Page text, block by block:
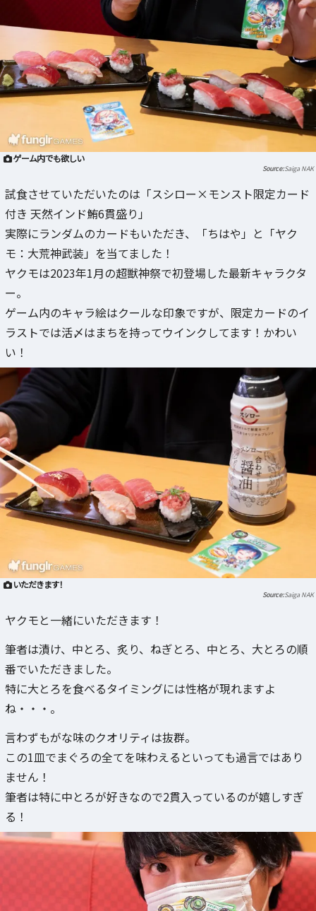
ゲーム内でも欲しい
Saiga NAK
試食させていただいたのは「スシロー×モンスト限定カード
付き 天然インド鮪6貫盛り」
実際にランダムのカードもいただき、「ちはや」と「ヤク
モ：大荒神武装」を当てました！
ヤクモは2023年1月の超獣神祭で初登場した最新キャラクタ
ー。
ゲーム内のキャラ絵はクールな印象ですが、限定カードのイ
ラストでは活〆はまちを持ってウインクしてます！かわい
い！
いただきます！
Saiga NAK
ヤクモと一緒にいただきます！
筆者は漬け、中とろ、炙り、ねぎとろ、中とろ、大とろの順
番でいただきました。
特に大とろを食べるタイミングには性格が現れますよ
ね・・・。
言わずもがな味のクオリティは抜群。
この1皿でまぐろの全てを味わえるといっても過言ではあり
ません！
筆者は特に中とろが好きなので2貫入っているのが嬉しすぎ
る！